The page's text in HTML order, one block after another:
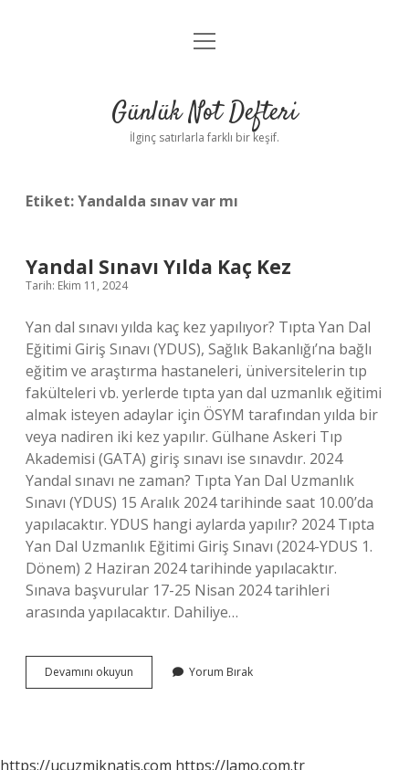
Anasayfa
Yasal Uyarı
menüyü
Günlük Not Defteri
İlginç satırlarla farklı bir keşif.
Etiket:Yandalda sınav var mı
Yandal Sınavı Yılda Kaç Kez
Tarih: Ekim 11, 2024
Yan dal sınavı yılda kaç kez yapılıyor? Tıpta Yan Dal
Eğitimi Giriş Sınavı (YDUS), Sağlık Bakanlığı’na bağlı
eğitim ve araştırma hastaneleri, üniversitelerin tıp
fakülteleri vb. yerlerde tıpta yan dal uzmanlık eğitimi
almak isteyen adaylar için ÖSYM tarafından yılda bir
veya nadiren iki kez yapılır. Gülhane Askeri Tıp
Akademisi (GATA) giriş sınavı ise sınavdır. 2024
Yandal sınavı ne zaman? Tıpta Yan Dal Uzmanlık
Sınavı (YDUS) 15 Aralık 2024 tarihinde saat 10.00’da
yapılacaktır. YDUS hangi aylarda yapılır? 2024 Tıpta
Yan Dal Uzmanlık Eğitimi Giriş Sınavı (2024-YDUS 1.
Dönem) 2 Haziran 2024 tarihinde yapılacaktır.
Sınava başvurular 17-25 Nisan 2024 tarihleri ​​
arasında yapılacaktır. Dahiliye…
Devamını okuyun
Sınavı
Yorum Bırak
https://ucuzmiknatis.com https://lamo.com.tr